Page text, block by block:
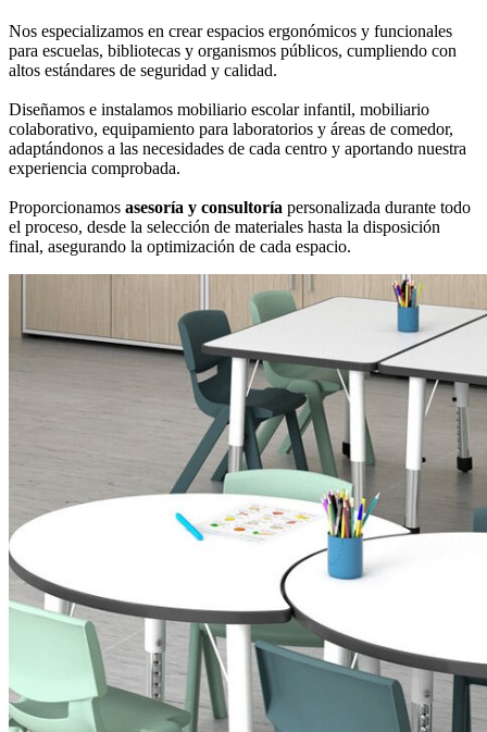
Nos especializamos en crear espacios ergonómicos y funcionales
para escuelas, bibliotecas y organismos públicos, cumpliendo con
altos estándares de seguridad y calidad.
Diseñamos e instalamos mobiliario escolar infantil, mobiliario
colaborativo, equipamiento para laboratorios y áreas de comedor,
adaptándonos a las necesidades de cada centro y aportando nuestra
experiencia comprobada.
Proporcionamos asesoría y consultoría personalizada durante todo
el proceso, desde la selección de materiales hasta la disposición
final, asegurando la optimización de cada espacio.